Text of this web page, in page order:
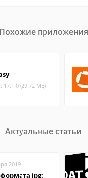
Похожие приложения
17.1.0 (29.72 МБ)
Актуальные статьи
2019
jpg: